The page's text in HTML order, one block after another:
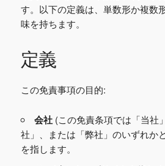
す。以下の定義は、単数形か複数
味を持ちます。
定義
この免責事項の目的:
会社 (この免責条項では「当社
社」、または「弊社」のいずれか
を指します。